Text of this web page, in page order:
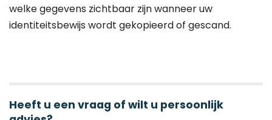
welke gegevens zichtbaar zijn wanneer uw
identiteitsbewijs wordt gekopieerd of gescand.
Heeft u een vraag of wilt u persoonlijk